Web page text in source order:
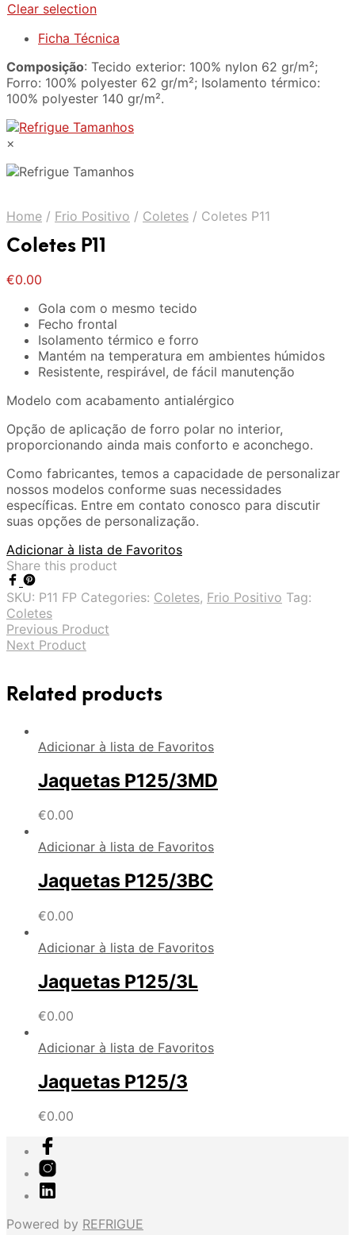
Clear selection
Ficha Técnica
Composição: Tecido exterior: 100% nylon 62 gr/m²;
Forro: 100% polyester 62 gr/m²; Isolamento térmico:
100% polyester 140 gr/m².
×
Home / Frio Positivo / Coletes / Coletes P11
Coletes P11
€0.00
Gola com o mesmo tecido
Fecho frontal
Isolamento térmico e forro
Mantém na temperatura em ambientes húmidos
Resistente, respirável, de fácil manutenção
Modelo com acabamento antialérgico
Opção de aplicação de forro polar no interior,
proporcionando ainda mais conforto e aconchego.
Como fabricantes, temos a capacidade de personalizar
nossos modelos conforme suas necessidades
específicas. Entre em contato conosco para discutir
suas opções de personalização.
Adicionar à lista de Favoritos
Share this product
SKU: P11 FP Categories: Coletes, Frio Positivo Tag:
Coletes
Previous Product
Next Product
Related products
Adicionar à lista de Favoritos
Jaquetas P125/3MD
€0.00
Adicionar à lista de Favoritos
Jaquetas P125/3BC
€0.00
Adicionar à lista de Favoritos
Jaquetas P125/3L
€0.00
Adicionar à lista de Favoritos
Jaquetas P125/3
€0.00
Powered by REFRIGUE